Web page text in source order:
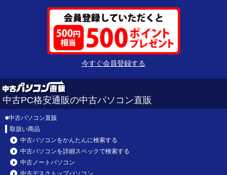
今すぐ会員登録する
中古PC格安通販の中古パソコン直販
■中古パソコン直販
取扱い商品
中古パソコンをかんたんに検索する
中古パソコンを詳細スペックで検索する
中古ノートパソコン
中古デスクトップパソコン